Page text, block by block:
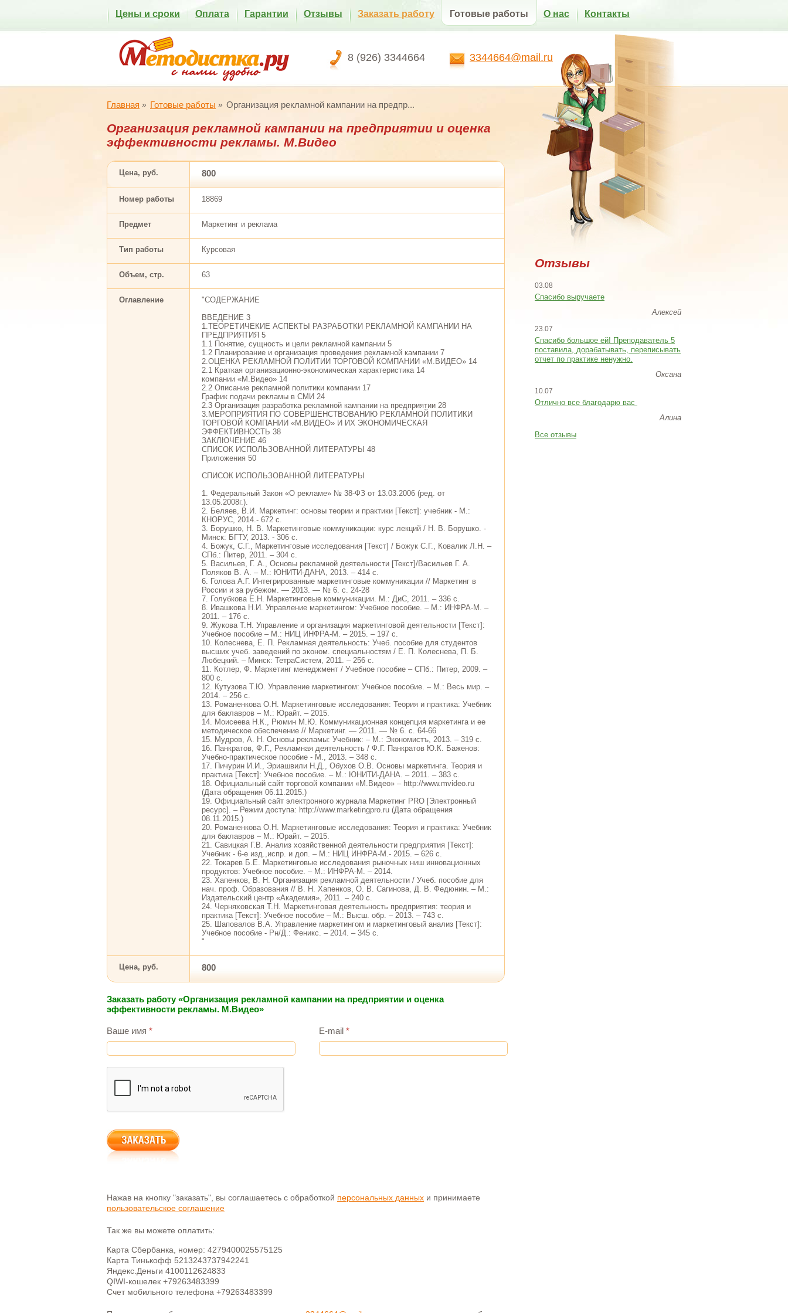
8 (926) 3344664 3344664@mail.ru
Цены и сроки Оплата Гарантии Отзывы Заказать работу Готовые работы О нас Контакты
Главная Готовые работы Организация рекламной кампании на предпр...
Организация рекламной кампании на предприятии и оценка
эффективности рекламы. М.Видео
Цена, руб. 800
Номер работы 18869
Предмет Маркетинг и реклама
Тип работы Курсовая
Объем, стр. 63
Оглавление
"СОДЕРЖАНИЕ
ВВЕДЕНИЕ 3
1.ТЕОРЕТИЧЕКИЕ АСПЕКТЫ РАЗРАБОТКИ РЕКЛАМНОЙ КАМПАНИИ НА
ПРЕДПРИЯТИЯ 5
1.1 Понятие, сущность и цели рекламной кампании 5
1.2 Планирование и организация проведения рекламной кампании 7
2.ОЦЕНКА РЕКЛАМНОЙ ПОЛИТИИ ТОРГОВОЙ КОМПАНИИ «М.ВИДЕО» 14
2.1 Краткая организационно-экономическая характеристика 14
компании «М.Видео» 14
2.2 Описание рекламной политики компании 17
График подачи рекламы в СМИ 24
2.3 Организация разработка рекламной кампании на предприятии 28
3.МЕРОПРИЯТИЯ ПО СОВЕРШЕНСТВОВАНИЮ РЕКЛАМНОЙ ПОЛИТИКИ
ТОРГОВОЙ КОМПАНИИ «М.ВИДЕО» И ИХ ЭКОНОМИЧЕСКАЯ
ЭФФЕКТИВНОСТЬ 38
ЗАКЛЮЧЕНИЕ 46
СПИСОК ИСПОЛЬЗОВАННОЙ ЛИТЕРАТУРЫ 48
Приложения 50
СПИСОК ИСПОЛЬЗОВАННОЙ ЛИТЕРАТУРЫ
1. Федеральный Закон «О рекламе» № 38-ФЗ от 13.03.2006 (ред. от
13.05.2008г.).
2. Беляев, В.И. Маркетинг: основы теории и практики [Текст]: учебник - М.:
КНОРУС, 2014.- 672 с.
3. Борушко, Н. В. Маркетинговые коммуникации: курс лекций / Н. В. Борушко. -
Минск: БГТУ, 2013. - 306 с.
4. Божук, С.Г., Маркетинговые исследования [Текст] / Божук С.Г., Ковалик Л.Н. –
СПб.: Питер, 2011. – 304 с.
5. Васильев, Г. А., Основы рекламной деятельности [Текст]/Васильев Г. А.
Поляков В. А. – М.: ЮНИТИ-ДАНА, 2013. – 414 с.
6. Голова А.Г. Интегрированные маркетинговые коммуникации // Маркетинг в
России и за рубежом. — 2013. — № 6. с. 24-28
7. Голубкова Е.Н. Маркетинговые коммуникации. М.: ДиС, 2011. – 336 с.
8. Ивашкова Н.И. Управление маркетингом: Учебное пособие. – М.: ИНФРА-М. –
2011. – 176 с.
9. Жукова Т.Н. Управление и организация маркетинговой деятельности [Текст]:
Учебное пособие – М.: НИЦ ИНФРА-М. – 2015. – 197 с.
10. Колеснева, Е. П. Рекламная деятельность: Учеб. пособие для студентов
высших учеб. заведений по эконом. специальностям / Е. П. Колеснева, П. Б.
Любецкий. – Минск: ТетраСистем, 2011. – 256 с.
11. Котлер, Ф. Маркетинг менеджмент / Учебное пособие – СПб.: Питер, 2009. –
800 с.
12. Кутузова Т.Ю. Управление маркетингом: Учебное пособие. – М.: Весь мир. –
2014. – 256 с.
13. Романенкова О.Н. Маркетинговые исследования: Теория и практика: Учебник
для баклавров – М.: Юрайт. – 2015.
14. Моисеева Н.К., Рюмин М.Ю. Коммуникационная концепция маркетинга и ее
методическое обеспечение // Маркетинг. — 2011. — № 6. с. 64-66
15. Мудров, А. Н. Основы рекламы: Учебник: – М.: Экономистъ, 2013. – 319 с.
16. Панкратов, Ф.Г., Рекламная деятельность / Ф.Г. Панкратов Ю.К. Баженов:
Учебно-практическое пособие - М., 2013. – 348 с.
17. Пичурин И.И., Эриашвили Н.Д., Обухов О.В. Основы маркетинга. Теория и
практика [Текст]: Учебное пособие. – М.: ЮНИТИ-ДАНА. – 2011. – 383 с.
18. Официальный сайт торговой компании «М.Видео» – http://www.mvideo.ru
(Дата обращения 06.11.2015.)
19. Официальный сайт электронного журнала Маркетинг PRO [Электронный
ресурс]. – Режим доступа: http://www.marketingpro.ru (Дата обращения
08.11.2015.)
20. Романенкова О.Н. Маркетинговые исследования: Теория и практика: Учебник
для баклавров – М.: Юрайт. – 2015.
21. Савицкая Г.В. Анализ хозяйственной деятельности предприятия [Текст]:
Учебник - 6-е изд.,испр. и доп. – М.: НИЦ ИНФРА-М.- 2015. – 626 с.
22. Токарев Б.Е. Маркетинговые исследования рыночных ниш инновационных
продуктов: Учебное пособие. – М.: ИНФРА-М. – 2014.
23. Хапенков, В. Н. Организация рекламной деятельности / Учеб. пособие для
нач. проф. Образования // В. Н. Хапенков, О. В. Сагинова, Д. В. Федюнин. – М.:
Издательский центр «Академия», 2011. – 240 с.
24. Черняховская Т.Н. Маркетинговая деятельность предприятия: теория и
практика [Текст]: Учебное пособие – М.: Высш. обр. – 2013. – 743 с.
25. Шаповалов В.А. Управление маркетингом и маркетинговый анализ [Текст]:
Учебное пособие - Рн/Д.: Феникс. – 2014. – 345 с.
"
Цена, руб. 800
Заказать работу «Организация рекламной кампании на предприятии и оценка
эффективности рекламы. М.Видео»
Ваше имя * E-mail *
Нажав на кнопку "заказать", вы соглашаетесь с обработкой персональных данных и принимаете
пользовательское соглашение
Так же вы можете оплатить:
Карта Сбербанка, номер: 4279400025575125
Карта Тинькофф 5213243737942241
Яндекс.Деньги 4100112624833
QIWI-кошелек +79263483399
Счет мобильного телефона +79263483399
Отзывы
03.08
Спасибо выручаете
Алексей
23.07
Cпасибо большое ей! Преподаватель 5
поставила, дорабатывать, переписывать
отчет по практике ненужно.
Оксана
10.07
Отлично все благодарю вас
Алина
Все отзывы